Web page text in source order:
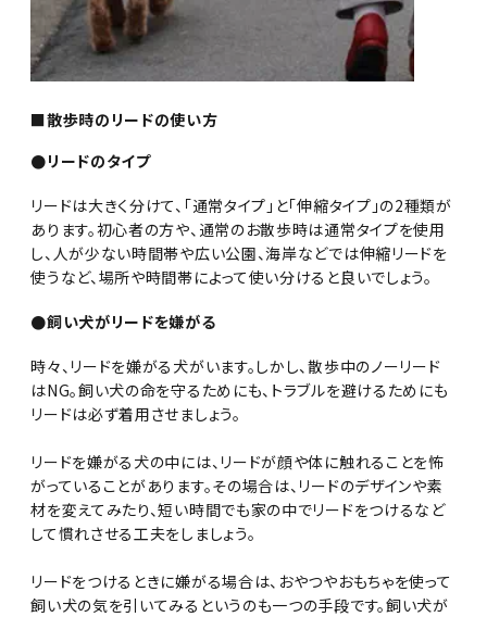
■散歩時のリードの使い方
●リードのタイプ
リードは大きく分けて、「通常タイプ」と「伸縮タイプ」の2種類が
あります。初心者の方や、通常のお散歩時は通常タイプを使用
し、人が少ない時間帯や広い公園、海岸などでは伸縮リードを
使うなど、場所や時間帯によって使い分けると良いでしょう。
●飼い犬がリードを嫌がる
時々、リードを嫌がる犬がいます。しかし、散歩中のノーリード
はNG。飼い犬の命を守るためにも、トラブルを避けるためにも
リードは必ず着用させましょう。
リードを嫌がる犬の中には、リードが顔や体に触れることを怖
がっていることがあります。その場合は、リードのデザインや素
材を変えてみたり、短い時間でも家の中でリードをつけるなど
して慣れさせる工夫をしましょう。
リードをつけるときに嫌がる場合は、おやつやおもちゃを使って
飼い犬の気を引いてみるというのも一つの手段です。飼い犬が